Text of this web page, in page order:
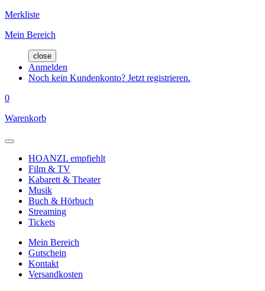
Merkliste
Mein Bereich
close
Anmelden
Noch kein Kundenkonto? Jetzt registrieren.
0
Warenkorb
HOANZL empfiehlt
Film & TV
Kabarett & Theater
Musik
Buch & Hörbuch
Streaming
Tickets
Mein Bereich
Gutschein
Kontakt
Versandkosten